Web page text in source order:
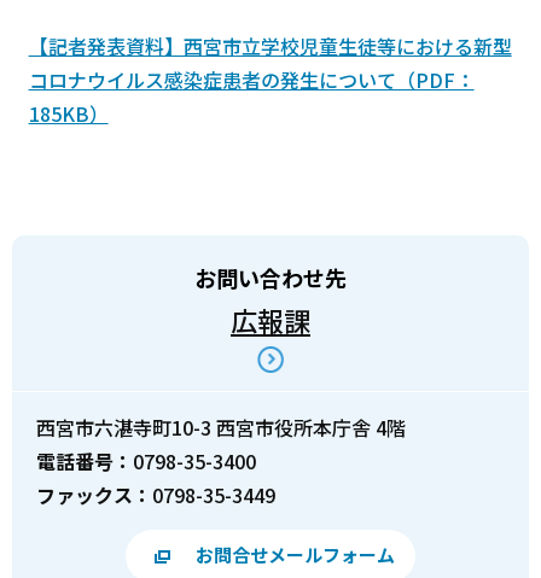
【記者発表資料】西宮市立学校児童生徒等における新型
コロナウイルス感染症患者の発生について（PDF：
185KB）
お問い合わせ先
広報課
西宮市六湛寺町10-3 西宮市役所本庁舎 4階
電話番号： 0798-35-3400
ファックス： 0798-35-3449
お問合せメールフォーム